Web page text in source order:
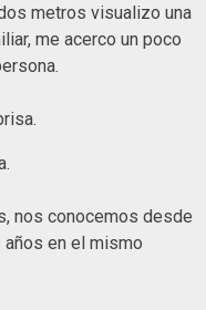
metros visualizo una
me acerco un poco
nos conocemos desde
en el mismo